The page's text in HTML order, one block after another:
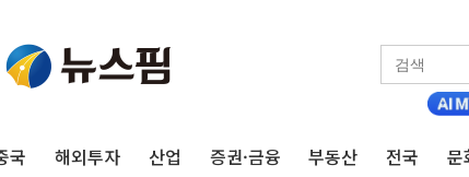
국 해외투자 산업 증권·금융 부동산 전국 문
해군1함대 '창설 80주년' 기념식...지역축제 '불금전파, 송정'과